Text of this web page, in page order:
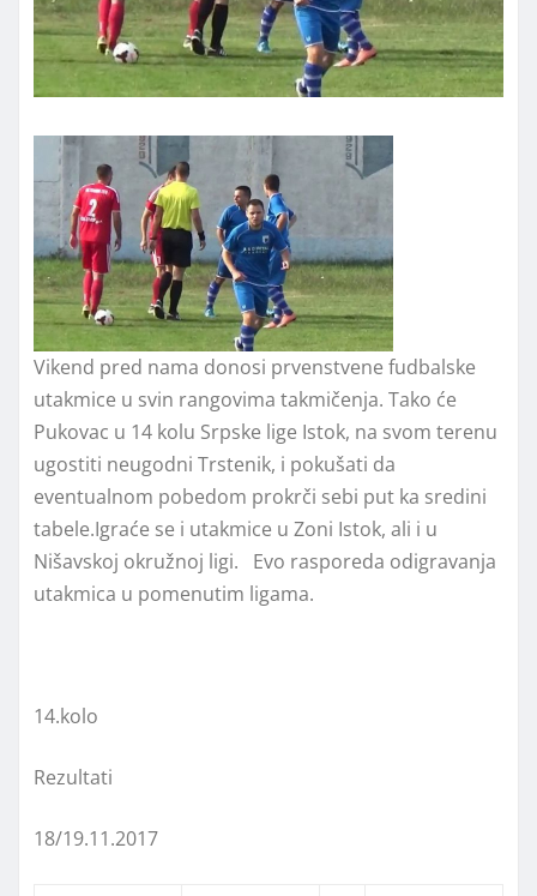
Vikend pred nama donosi prvenstvene fudbalske
utakmice u svin rangovima takmičenja. Tako će
Pukovac u 14 kolu Srpske lige Istok, na svom terenu
ugostiti neugodni Trstenik, i pokušati da
eventualnom pobedom prokrči sebi put ka sredini
tabele.Igraće se i utakmice u Zoni Istok, ali i u
Nišavskoj okružnoj ligi. Evo rasporeda odigravanja
utakmica u pomenutim ligama.
14.kolo
Rezultati
18/19.11.2017